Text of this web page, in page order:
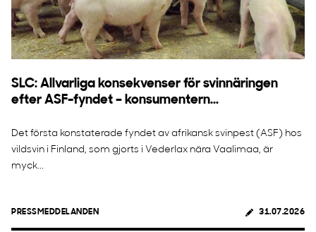
SLC: Allvarliga konsekvenser för svinnäringen
efter ASF-fyndet – konsumentern...
Det första konstaterade fyndet av afrikansk svinpest (ASF) hos
vildsvin i Finland, som gjorts i Vederlax nära Vaalimaa, är
myck...
PRESSMEDDELANDEN 31.07.2026